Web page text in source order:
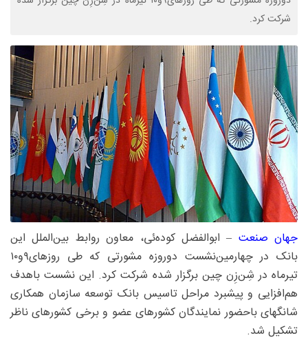
شرکت کرد.
جهان‌ صنعت – ابوالفضل کوده‌ئی، معاون روابط بین‌الملل این
بانک در چهارمین‌نشست دوروزه مشورتی که طی روزهای۹و۱۰
تیرماه در شِن‌زِن چین برگزار شده شرکت کرد. این نشست باهدف
هم‌افزایی و پیشبرد مراحل تاسیس بانک توسعه سازمان همکاری
شانگهای باحضور نمایندگان کشورهای عضو و برخی کشورهای ناظر
تشکیل شد.